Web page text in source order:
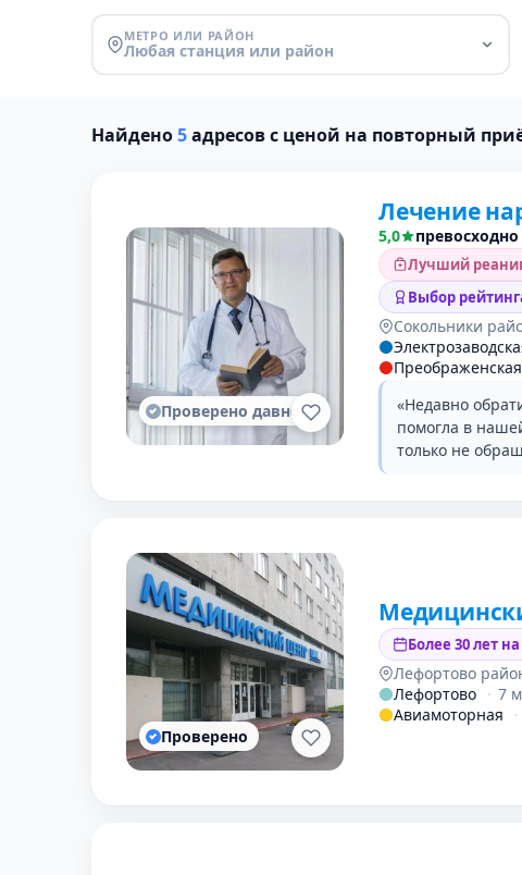
МЕТРО ИЛИ РАЙОН
Любая станция или район
Найдено5адресов с ценой на повторный
Проверено давно
Лечение
5,0 превосходно
Лучший
Выбор
Сокольники
«Недавно
помогла в
только не
Проверено
Более 30 лет
Лефортово
Лефортово · 7
Авиамоторная
·